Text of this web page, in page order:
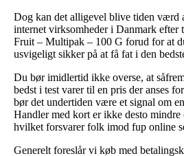
Dog kan det alligevel blive tiden værd
internet virksomheder i Danmark efter
Fruit – Multipak – 100 G forud for at
usvigeligt sikker på at få fat i den
Du bør imidlertid ikke overse, at
bedst i test varer til en pris der anses
bør det undertiden være et signal om
Handler med kort er ikke desto mindre
hvilket forsvarer folk imod fup online
Generelt foreslår vi køb med